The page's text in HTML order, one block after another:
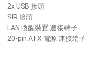
2x USB 接頭
SIR 接頭
LAN 喚醒裝置 連接端子
20-pin ATX 電源 連接端子